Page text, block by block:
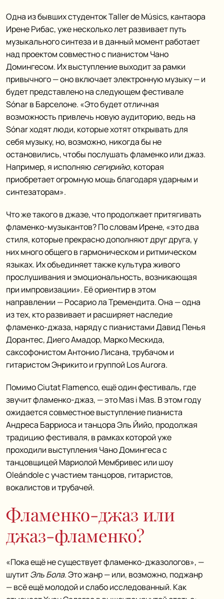
Одна из бывших студенток Taller de Músics, кантаора
Ирене Рибас, уже несколько лет развивает путь
музыкального синтеза и в данный момент работает
над проектом совместно с пианистом Чано
Домингесом. Их выступление выходит за рамки
привычного — оно включает электронную музыку — и
будет представлено на следующем фестивале
Sónar в Барселоне. «Это будет отличная
возможность привлечь новую аудиторию, ведь на
Sónar ходят люди, которые хотят открывать для
себя музыку, но, возможно, никогда бы не
остановились, чтобы послушать фламенко или джаз.
Например, я исполняю сегирийю, которая
приобретает огромную мощь благодаря ударным и
синтезаторам».
Что же такого в джазе, что продолжает притягивать
фламенко-музыкантов? По словам Ирене, «это два
стиля, которые прекрасно дополняют друг друга, у
них много общего в гармоническом и ритмическом
языках. Их объединяет также культура живого
прослушивания и эмоциональность, возникающая
при импровизации». Её ориентир в этом
направлении — Росарио ла Тремендита. Она — одна
из тех, кто развивает и расширяет наследие
фламенко-джаза, наряду с пианистами Давид Пенья
Дорантес, Диего Амадор, Марко Мескида,
саксофонистом Антонио Лисана, трубачом и
гитаристом Энрикито и группой Los Aurora.
Помимо Ciutat Flamenco, ещё один фестиваль, где
звучит фламенко-джаз, — это Mas i Mas. В этом году
ожидается совместное выступление пианиста
Андреса Барриоса и танцора Эль Йийо, продолжая
традицию фестиваля, в рамках которой уже
проходили выступления Чано Домингеса с
танцовщицей Мариолой Мембривес или шоу
Oleándole с участием танцоров, гитаристов,
вокалистов и трубачей.
Фламенко-джаз или
джаз-фламенко?
«Пока ещё не существует фламенко-джазологов», —
шутитЭль Бола. Это жанр — или, возможно, поджанр
— всё ещё молодой и слабо исследованный. Как